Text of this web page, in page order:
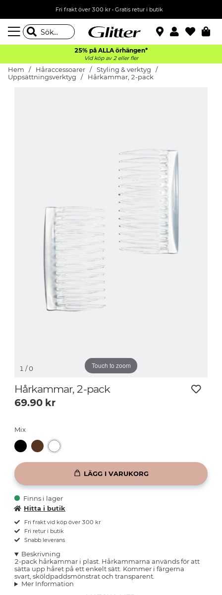
Fri frakt över 300 kr• Gratis retur i butik
25% på ALLA örhängen*
Vid köp av 2 eller fler
Hem Håraccessoarer
Styling & verktyg
Uppsättningsverktyg
Hårkammar, 2-pack
Touch to zoom
1 / 0
Hårkammar, 2-pack
69.90 kr
Mix
LÄGG I VARUKORG
Finns i lager
Hitta i butik
Fri frakt vid köp över 300 kr
Fri retur i butik
Snabb leverans
Beskrivning
2-pack hårkammar i plast. Hårkammarna används för att
sätta upp håret på ett enkelt sätt. Kommer i färgerna
svart, sköldpaddsmönstrat och transparent.
Mer Information